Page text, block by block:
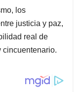
los
justicia y paz,
real de
cincuentenario.